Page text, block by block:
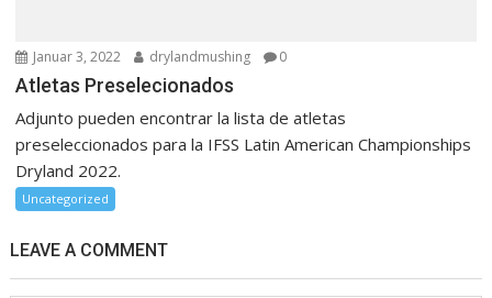
Januar 3, 2022 drylandmushing 0
Atletas Preselecionados
Adjunto pueden encontrar la lista de atletas
preseleccionados para la IFSS Latin American Championships
Dryland 2022.
Uncategorized
LEAVE A COMMENT